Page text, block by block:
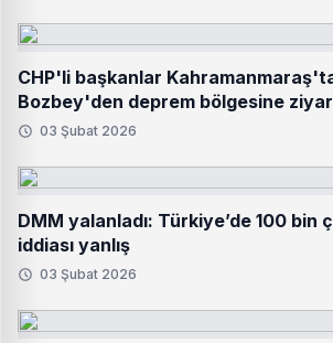
CHP'li başkanlar
Bozbey'den deprem bölgesine
03 Şubat 2026
DMM yalanladı: Türkiye’de 100 bin
iddiası yanlış
03 Şubat 2026